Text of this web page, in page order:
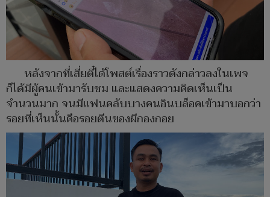
หลังจากที่เสี่ยตี๋ได้โพสต์เรื่องราวดังกล่าวลงในเพจ
ก็ได้มีผู้คนเข้ามารับชม และแสดงความคิดเห็นเป็น
จำนวนมาก จนมีแฟนคลับบางคนอินบล็อคเข้ามาบอกว่า
รอยที่เห็นนั้นคือรอยตีนของผีกองกอย